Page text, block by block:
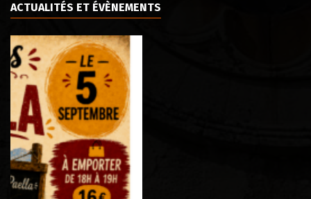
ACTUALITÉS ET ÉVÈNEMENTS